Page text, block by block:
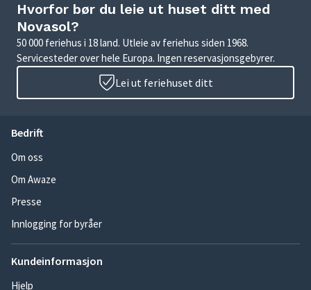
Hvorfor bør du leie ut huset ditt med
Novasol?
50 000 feriehus i 18 land. Utleie av feriehus siden 1968.
Servicesteder over hele Europa. Ingen reservasjonsgebyrer.
Lei ut feriehuset ditt
Bedrift
Om oss
Om Awaze
Presse
Innlogging for byråer
Kundeinformasjon
Hjelp